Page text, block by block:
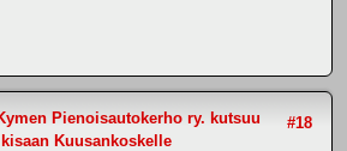
#18
Pienoisautokerho ry. kutsuu
Kuusankoskelle